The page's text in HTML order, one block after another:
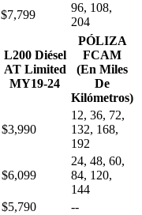
$7,799
96, 108,
204
L200 Diésel
AT Limited
MY19-24
PÓLIZA
FCAM
(En Miles
De
Kilómetros)
$3,990
12, 36, 72,
132, 168,
192
$6,099
24, 48, 60,
84, 120,
144
$5,790
--